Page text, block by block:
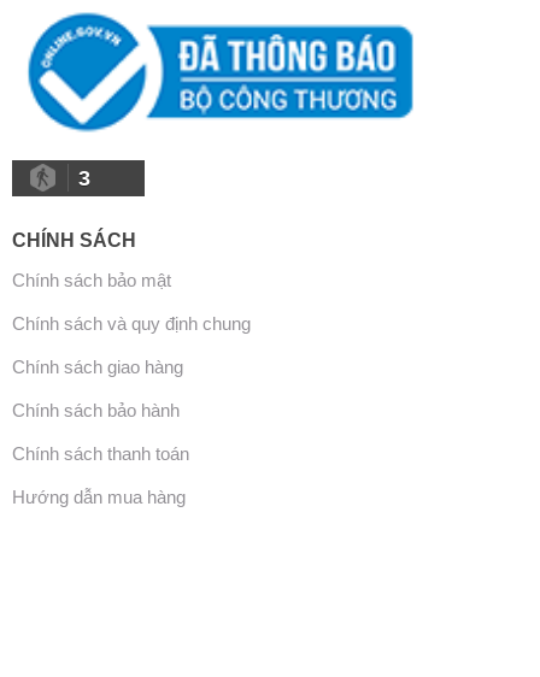
3
CHÍNH SÁCH
Chính sách bảo mật
Chính sách và quy định chung
Chính sách giao hàng
Chính sách bảo hành
Chính sách thanh toán
Hướng dẫn mua hàng